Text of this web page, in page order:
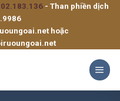
- Than phiền dịch
hoặc